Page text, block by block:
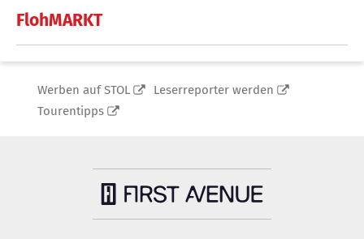
FlohMARKT
Werben auf STOL
Leserreporter werden
Tourentipps